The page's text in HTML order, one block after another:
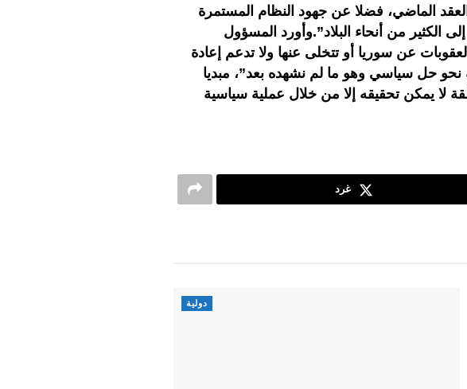
الماضي، فضلا عن جهود النظام المستمرة
الكثير من أنحاء البلاد”.وأورد المسؤول
عن سوريا أو تتخلى عنها ولا تدعم إعادة
نحو حل سياسي وهو ما لم نشهده بعد”، مبديا
لا يمكن تحقيقه إلا من خلال عملية سياسية
غرد
دولية